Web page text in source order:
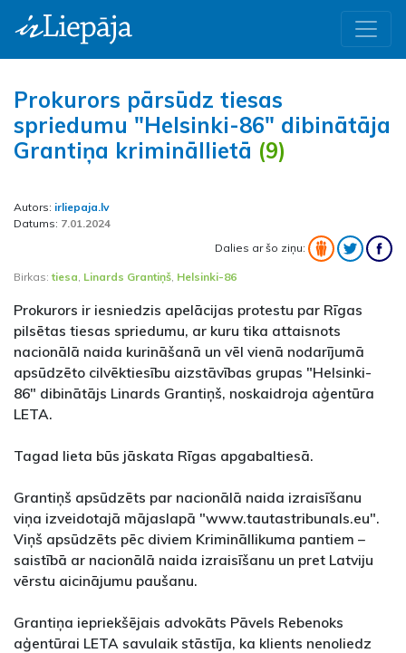
Prokurors pārsūdz tiesas
spriedumu "Helsinki-86" dibinātāja
Grantiņa krimināllietā (9)
Autors: irliepaja.lv
Datums: 7.01.2024
Dalies ar šo ziņu:
Birkas:tiesa Linards Grantiņš Helsinki-86
Prokurors ir iesniedzis apelācijas protestu par Rīgas
pilsētas tiesas spriedumu, ar kuru tika attaisnots
nacionālā naida kurināšanā un vēl vienā nodarījumā
apsūdzēto cilvēktiesību aizstāvības grupas "Helsinki-
86" dibinātājs Linards Grantiņš, noskaidroja aģentūra
LETA.
Tagad lieta būs jāskata Rīgas apgabaltiesā.
Grantiņš apsūdzēts par nacionālā naida izraisīšanu
viņa izveidotajā mājaslapā "www.tautastribunals.eu".
Viņš apsūdzēts pēc diviem Krimināllikuma pantiem –
saistībā ar nacionālā naida izraisīšanu un pret Latviju
vērstu aicinājumu paušanu.
Grantiņa iepriekšējais advokāts Pāvels Rebenoks
aģentūrai LETA savulaik stāstīja, ka klients nenoliedz